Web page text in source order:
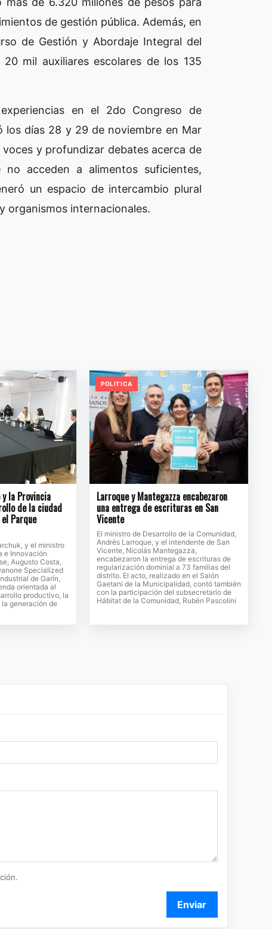
de gestión pública. Además, en
de Gestión y Abordaje Integral del
mil auxiliares escolares de los 135
en el 2do Congreso de
los días 28 y 29 de noviembre en Mar
y profundizar debates acerca de
acceden a alimentos suficientes,
un espacio de intercambio plural
organismos internacionales.
y la Provincia
de la ciudad
Parque
y el ministro
e Innovación
Augusto Costa,
Specialized
de Garín,
orientada al
productivo, la
generación de
POLITICA
Larroque y Mantegazza encabezaron
una entrega de escrituras en San
Vicente
El ministro de Desarrollo de la Comunidad,
Andrés Larroque, y el intendente de San
Vicente, Nicolás Mantegazza,
encabezaron la entrega de escrituras de
regularización dominial a 73 familias del
distrito. El acto, realizado en el Salón
Gaetani de la Municipalidad, contó también
con la participación del subsecretario de
Hábitat de la Comunidad, Rubén Pascolini
Enviar